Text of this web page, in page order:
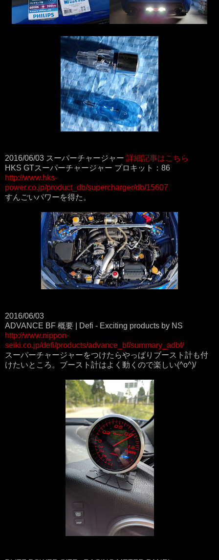
2016/06/03 スーパーチャージャー 詳細記事はこちら
HKS GTスーパーチャージャー プロキット：86
http://www.hks-
power.co.jp/product_db/supercharger/db/15607
すんごいパワーを得た。
2016/06/03
ADVANCE BF 概要 | Defi - Exciting products by NS
http://www.nippon-
seiki.co.jp/defi/products/advance_bf/summary_adbf/
スーパーチャージャーをつけたらやっぱりブースト計も付
けたいところ。ブースト計はよく動くので楽しい(^o^)/